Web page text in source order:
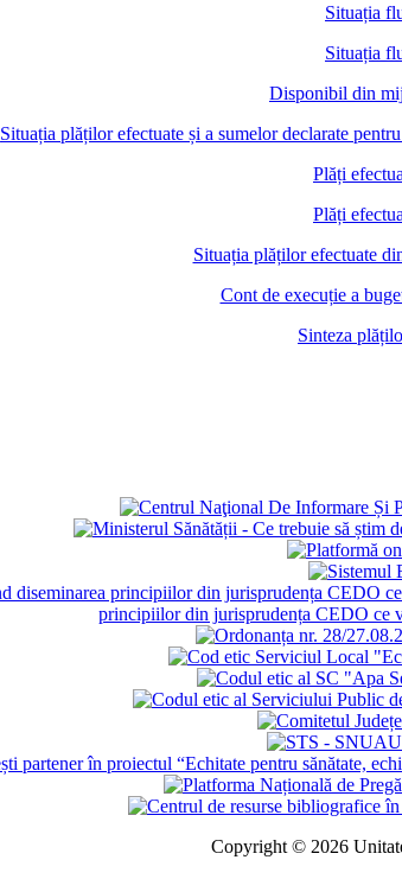
Situația
Situația
Disponibil din
Situația plăților efectuate și a sumelor declarate
Plăți
Plăți
Situația plăților efectuate
Cont de execuție a
Sinteza
principiilor din jurisprudența CEDO ce
Copyright © 2026